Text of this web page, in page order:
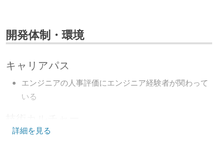
開発体制・環境
キャリアパス
エンジニアの人事評価にエンジニア経験者が関わって
いる
CTO またはそれに準じる、技術やワークフローの標準
詳細を見る